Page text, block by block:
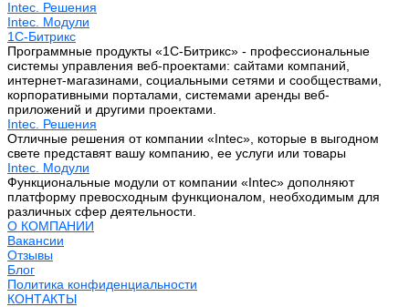
Intec. Решения
Intec. Модули
1С-Битрикс
Программные продукты «1С-Битрикс» - профессиональные
системы управления веб-проектами: сайтами компаний,
интернет-магазинами, социальными сетями и сообществами,
корпоративными порталами, системами аренды веб-
приложений и другими проектами.
Intec. Решения
Отличные решения от компании «Intec», которые в выгодном
свете представят вашу компанию, ее услуги или товары
Intec. Модули
Функциональные модули от компании «Intec» дополняют
платформу превосходным функционалом, необходимым для
различных сфер деятельности.
О КОМПАНИИ
Вакансии
Отзывы
Блог
Политика конфиденциальности
КОНТАКТЫ